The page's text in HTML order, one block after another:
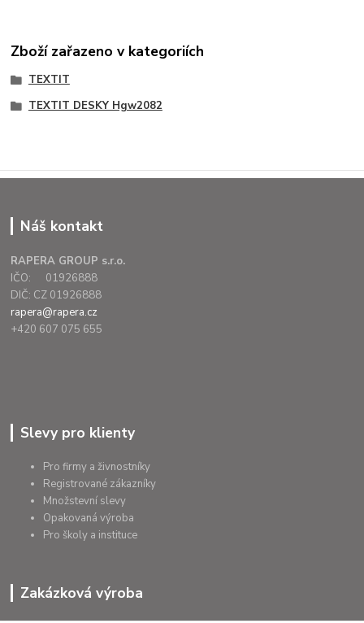
Zboží zařazeno v kategoriích
TEXTIT
TEXTIT DESKY Hgw2082
Náš kontakt
RAPERA GROUP s.r.o.
IČO: 01926888
DIČ: CZ 01926888
rapera@rapera.cz
+420 607 075 655
Slevy pro klienty
Pro firmy a živnostníky
Registrované zákazníky
Množstevní slevy
Opakovaná výroba
Pro školy a instituce
Zakázková výroba